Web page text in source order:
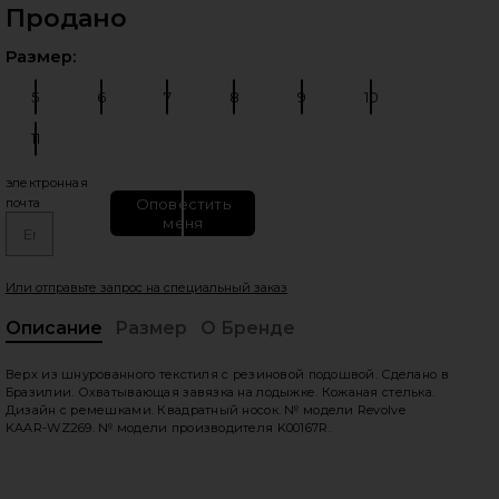
слайды
Продано
Размер:
Размер:
5 6 Размер:
7 Размер:
8 Размер:
9 10
11
электронная
почта
Оповестить
меня
Или отправьте запрос на специальный заказ
Описание
Размер О Бренде
Верх из шнурованного текстиля с резиновой подошвой. Сделано в
Бразилии. Охватывающая завязка на лодыжке. Кожаная стелька.
Дизайн с ремешками. Квадратный носок. № модели Revolve
KAAR-WZ269. № модели производителя K00167R.